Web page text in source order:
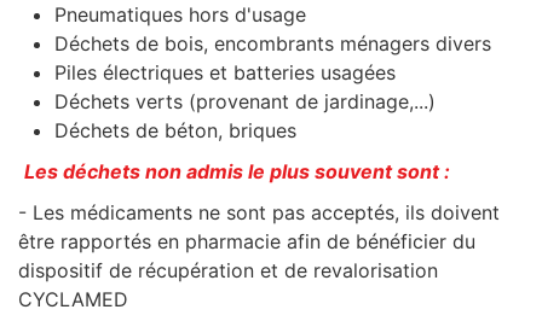
Pneumatiques hors d'usage
Déchets de bois, encombrants ménagers divers
Piles électriques et batteries usagées
Déchets verts (provenant de jardinage,...)
Déchets de béton, briques
Les déchets non admis le plus souvent sont :
- Les médicaments ne sont pas acceptés, ils doivent
être rapportés en pharmacie afin de bénéficier du
dispositif de récupération et de revalorisation
CYCLAMED